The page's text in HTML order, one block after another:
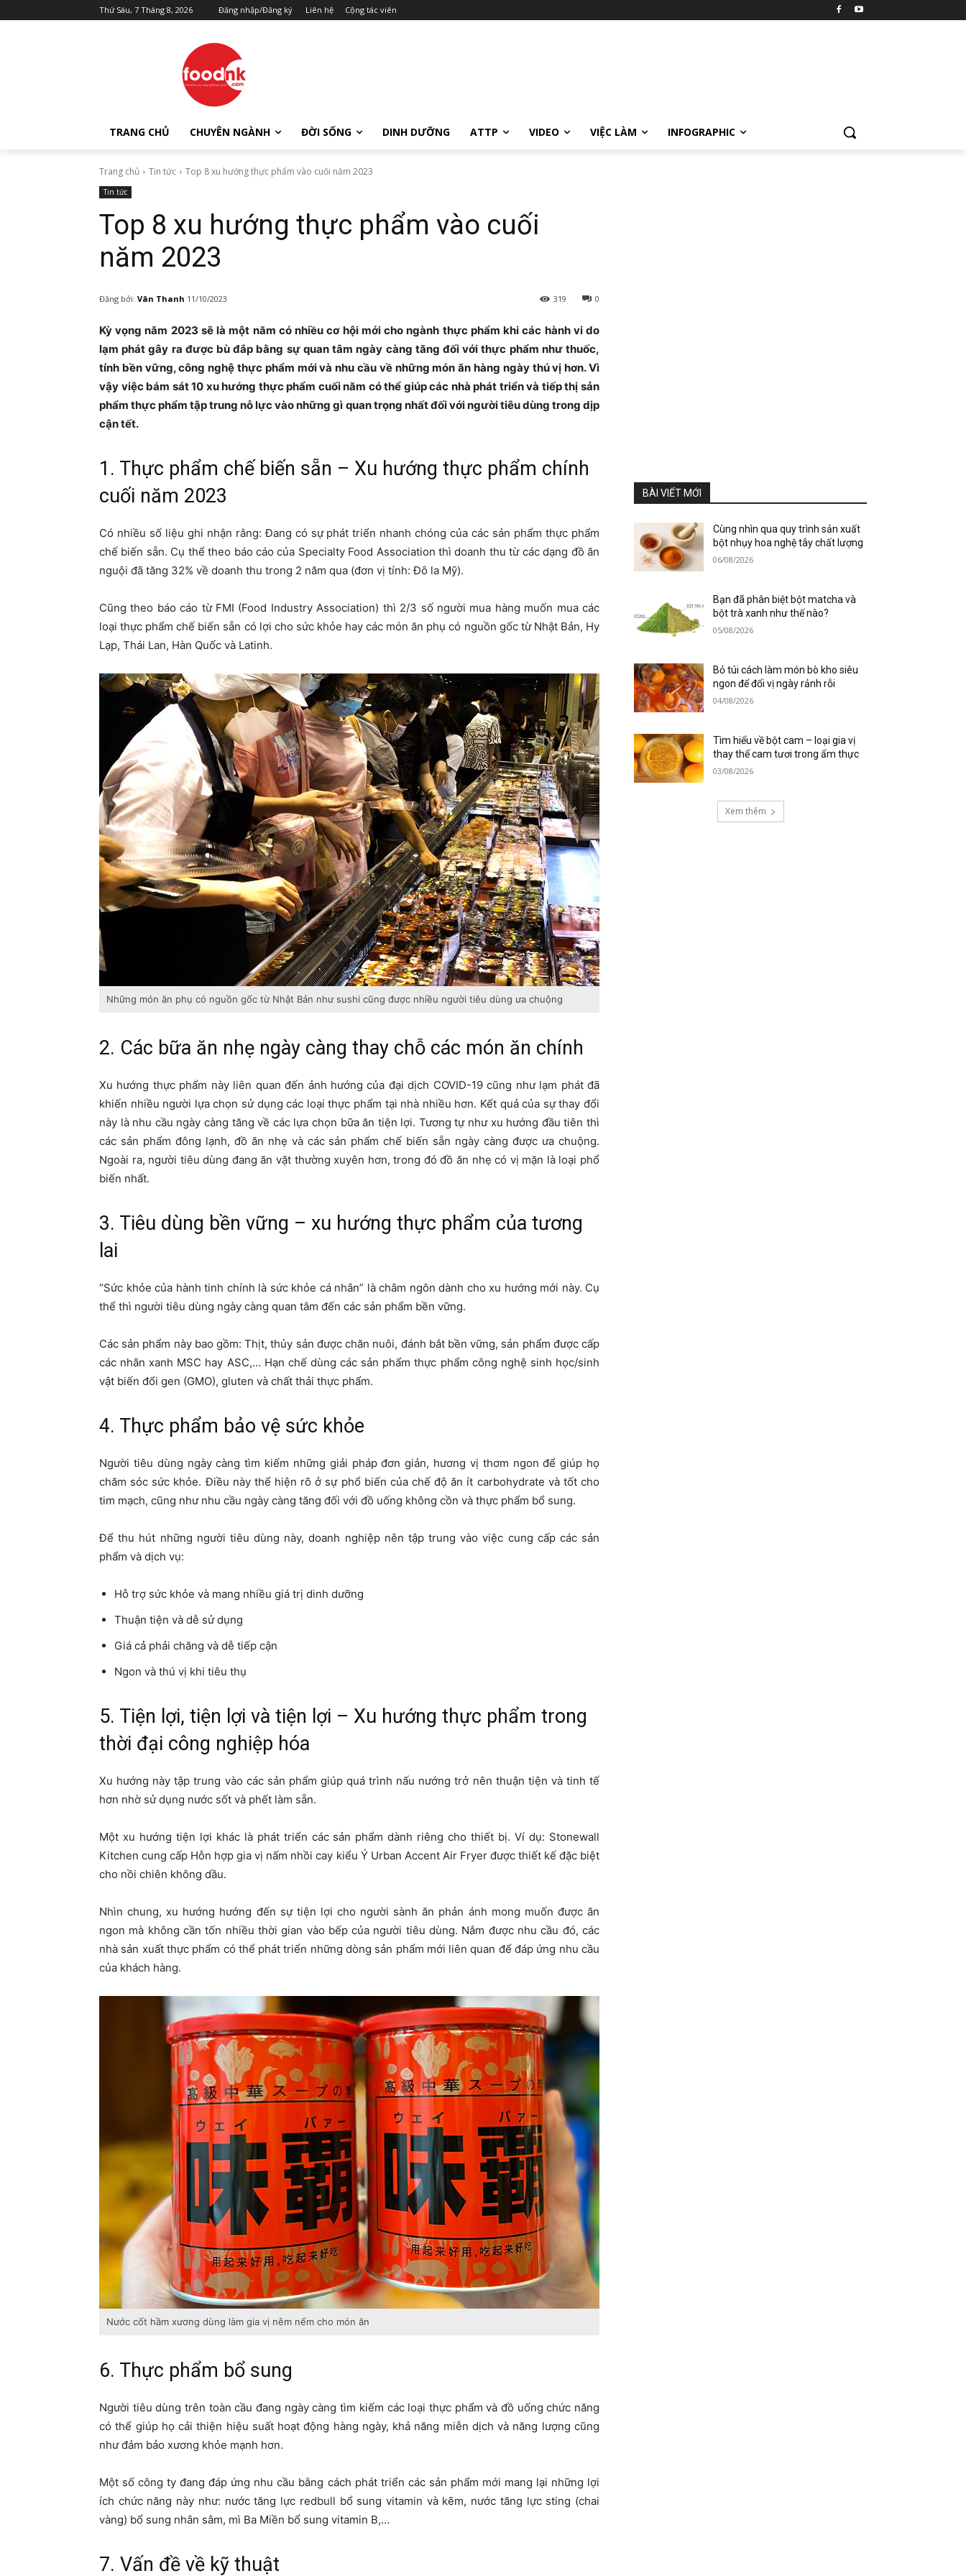
Thứ Sáu, 7 Tháng 8, 2026 Đăng nhập/Đăng ký Liên hệ Cộng tác viên
TRANG CHỦ CHUYÊN NGÀNH ĐỜI SỐNG DINH DƯỠNG ATTP VIDEO VIỆC LÀM INFOGRAPHIC
Trang chủ Tin tức Top 8 xu hướng thực phẩm vào cuối năm 2023
Tin tức
Top 8 xu hướng thực phẩm vào cuối
năm 2023
Đăng bởi: Vân Thanh 11/10/2023 0
319
Kỳ vọng năm 2023 sẽ là một năm có nhiều cơ hội mới cho ngành thực phẩm khi các hành vi do
lạm phát gây ra được bù đắp bằng sự quan tâm ngày càng tăng đối với thực phẩm như thuốc,
tính bền vững, công nghệ thực phẩm mới và nhu cầu về những món ăn hàng ngày thú vị hơn. Vì
vậy việc bám sát 10 xu hướng thực phẩm cuối năm có thể giúp các nhà phát triển và tiếp thị sản
phẩm thực phẩm tập trung nỗ lực vào những gì quan trọng nhất đối với người tiêu dùng trong dịp
cận tết.
1. Thực phẩm chế biến sẵn – Xu hướng thực phẩm chính
cuối năm 2023
Có nhiều số liệu ghi nhận rằng: Đang có sự phát triển nhanh chóng của các sản phẩm thực phẩm
chế biến sẵn. Cụ thể theo báo cáo của Specialty Food Association thì doanh thu từ các dạng đồ ăn
nguội đã tăng 32% về doanh thu trong 2 năm qua (đơn vị tính: Đô la Mỹ).
Cũng theo báo cáo từ FMI (Food Industry Association) thì 2/3 số người mua hàng muốn mua các
loại thực phẩm chế biến sẵn có lợi cho sức khỏe hay các món ăn phụ có nguồn gốc từ Nhật Bản, Hy
Lạp, Thái Lan, Hàn Quốc và Latinh.
Những món ăn phụ có nguồn gốc từ Nhật Bản như sushi cũng được nhiều người tiêu dùng ưa chuộng
2. Các bữa ăn nhẹ ngày càng thay chỗ các món ăn chính
Xu hướng thực phẩm này liên quan đến ảnh hướng của đại dịch COVID-19 cũng như lạm phát đã
khiến nhiều người lựa chọn sử dụng các loại thực phẩm tại nhà nhiều hơn. Kết quả của sự thay đổi
này là nhu cầu ngày càng tăng về các lựa chọn bữa ăn tiện lợi. Tương tự như xu hướng đầu tiên thì
các sản phẩm đông lạnh, đồ ăn nhẹ và các sản phẩm chế biến sẵn ngày càng được ưa chuộng.
Ngoài ra, người tiêu dùng đang ăn vặt thường xuyên hơn, trong đó đồ ăn nhẹ có vị mặn là loại phổ
biến nhất.
3. Tiêu dùng bền vững – xu hướng thực phẩm của tương
lai
“Sức khỏe của hành tinh chính là sức khỏe cá nhân” là châm ngôn dành cho xu hướng mới này. Cụ
thể thì người tiêu dùng ngày càng quan tâm đến các sản phẩm bền vững.
Các sản phẩm này bao gồm: Thịt, thủy sản được chăn nuôi, đánh bắt bền vững, sản phẩm được cấp
các nhãn xanh MSC hay ASC,… Hạn chế dùng các sản phẩm thực phẩm công nghệ sinh học/sinh
vật biến đổi gen (GMO), gluten và chất thải thực phẩm.
4. Thực phẩm bảo vệ sức khỏe
Người tiêu dùng ngày càng tìm kiếm những giải pháp đơn giản, hương vị thơm ngon để giúp họ
chăm sóc sức khỏe. Điều này thể hiện rõ ở sự phổ biến của chế độ ăn ít carbohydrate và tốt cho
tim mạch, cũng như nhu cầu ngày càng tăng đối với đồ uống không cồn và thực phẩm bổ sung.
Để thu hút những người tiêu dùng này, doanh nghiệp nên tập trung vào việc cung cấp các sản
phẩm và dịch vụ:
Hỗ trợ sức khỏe và mang nhiều giá trị dinh dưỡng
Thuận tiện và dễ sử dụng
Giá cả phải chăng và dễ tiếp cận
Ngon và thú vị khi tiêu thụ
5. Tiện lợi, tiện lợi và tiện lợi – Xu hướng thực phẩm trong
thời đại công nghiệp hóa
Xu hướng này tập trung vào các sản phẩm giúp quá trình nấu nướng trở nên thuận tiện và tinh tế
hơn nhờ sử dụng nước sốt và phết làm sẵn.
Một xu hướng tiện lợi khác là phát triển các sản phẩm dành riêng cho thiết bị. Ví dụ: Stonewall
Kitchen cung cấp Hỗn hợp gia vị nấm nhồi cay kiểu Ý Urban Accent Air Fryer được thiết kế đặc biệt
cho nồi chiên không dầu.
Nhìn chung, xu hướng hướng đến sự tiện lợi cho người sành ăn phản ánh mong muốn được ăn
ngon mà không cần tốn nhiều thời gian vào bếp của người tiêu dùng. Nắm được nhu cầu đó, các
nhà sản xuất thực phẩm có thể phát triển những dòng sản phẩm mới liên quan để đáp ứng nhu cầu
của khách hàng.
Nước cốt hầm xương dùng làm gia vị nêm nếm cho món ăn
6. Thực phẩm bổ sung
Người tiêu dùng trên toàn cầu đang ngày càng tìm kiếm các loại thực phẩm và đồ uống chức năng
có thể giúp họ cải thiện hiệu suất hoạt động hàng ngày, khả năng miễn dịch và năng lượng cũng
như đảm bảo xương khỏe mạnh hơn.
Một số công ty đang đáp ứng nhu cầu bằng cách phát triển các sản phẩm mới mang lại những lợi
ích chức năng này như: nước tăng lực redbull bổ sung vitamin và kẽm, nước tăng lực sting (chai
vàng) bổ sung nhân sâm, mì Ba Miền bổ sung vitamin B,…
7. Vấn đề về kỹ thuật
BÀI VIẾT MỚI
Cùng nhìn qua quy trình sản xuất
bột nhụy hoa nghệ tây chất lượng
06/08/2026
Bạn đã phân biệt bột matcha và
bột trà xanh như thế nào?
05/08/2026
Bỏ túi cách làm món bò kho siêu
ngon để đổi vị ngày rảnh rỗi
04/08/2026
Tìm hiểu về bột cam – loại gia vị
thay thế cam tươi trong ẩm thực
03/08/2026
Xem thêm